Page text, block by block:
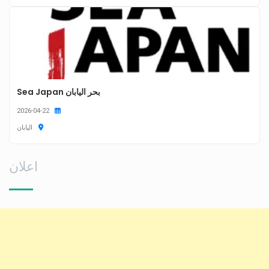
بحر اليابان Sea Japan
2026-04-22
اليابان
اعلان